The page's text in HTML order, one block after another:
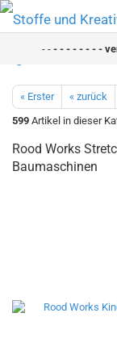
- - - - - - - -
« Erster « zurück
599 Artikel in dieser
Rood Works
Baumaschinen